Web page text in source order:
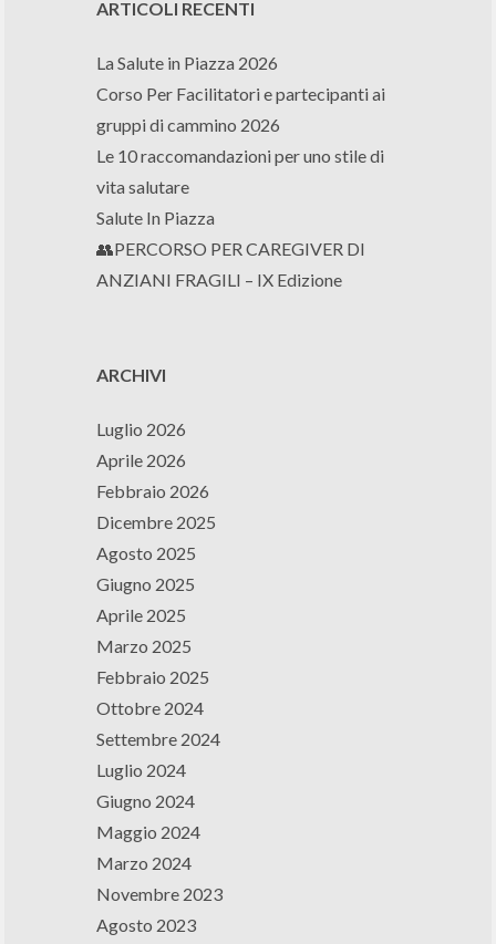
ARTICOLI RECENTI
La Salute in Piazza 2026
Corso Per Facilitatori e partecipanti ai
gruppi di cammino 2026
Le 10 raccomandazioni per uno stile di
vita salutare
Salute In Piazza
👥PERCORSO PER CAREGIVER DI
ANZIANI FRAGILI – IX Edizione
ARCHIVI
Luglio 2026
Aprile 2026
Febbraio 2026
Dicembre 2025
Agosto 2025
Giugno 2025
Aprile 2025
Marzo 2025
Febbraio 2025
Ottobre 2024
Settembre 2024
Luglio 2024
Giugno 2024
Maggio 2024
Marzo 2024
Novembre 2023
Agosto 2023